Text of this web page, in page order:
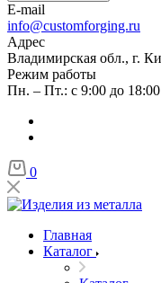
E-mail
info@customforging.ru
Адрес
Владимирская обл., г.
Режим работы
Пн. – Пт.: с 9:00 до 18:00
0
Главная
Каталог